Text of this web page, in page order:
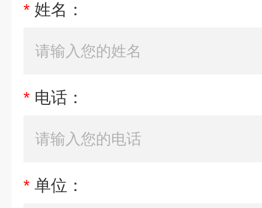
* 姓名：
* 电话：
* 单位：